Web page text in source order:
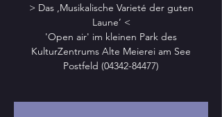
> Das ‚Musikalische Varieté der guten
Laune’ <
'Open air' im kleinen Park des
KulturZentrums Alte Meierei am See
Postfeld (04342-84477)